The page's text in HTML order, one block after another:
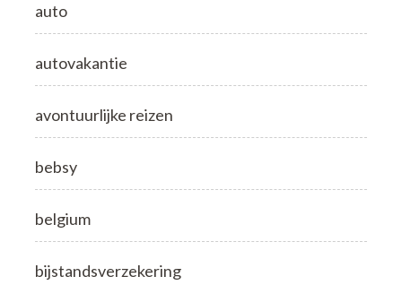
auto
autovakantie
avontuurlijke reizen
bebsy
belgium
bijstandsverzekering